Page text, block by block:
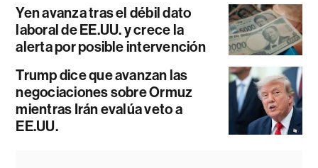
Yen avanza tras el débil dato
laboral de EE.UU. y crece la
alerta por posible intervención
Trump dice que avanzan las
negociaciones sobre Ormuz
mientras Irán evalúa veto a
EE.UU.